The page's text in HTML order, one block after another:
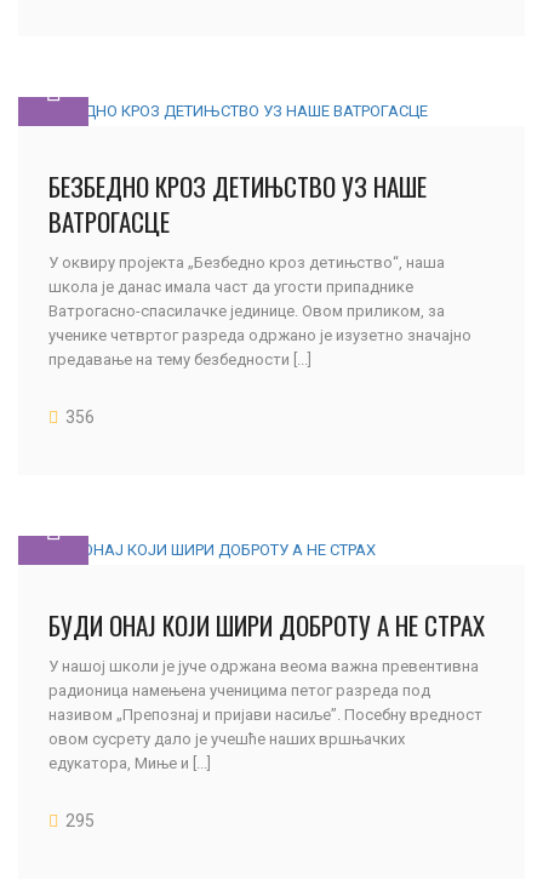
БЕЗБЕДНО КРОЗ ДЕТИЊСТВО УЗ НАШЕ
ВАТРОГАСЦЕ
У оквиру пројекта „Безбедно кроз детињство“, наша
школа је данас имала част да угости припаднике
Ватрогасно-спасилачке јединице. Овом приликом, за
ученике четвртог разреда одржано је изузетно значајно
предавање на тему безбедности [...]
356
БУДИ ОНАЈ КОЈИ ШИРИ ДОБРОТУ А НЕ СТРАХ
У нашој школи је јуче одржана веома важна превентивна
радионица намењена ученицима петог разреда под
називом „Препознај и пријави насиље”. Посебну вредност
овом сусрету дало је учешће наших вршњачких
едукатора, Миње и [...]
295